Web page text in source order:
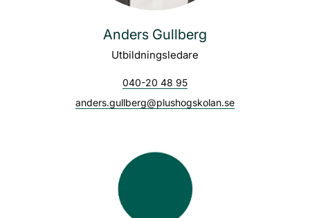
Anders Gullberg
Utbildningsledare
040-20 48 95
anders.gullberg@plushogskolan.se